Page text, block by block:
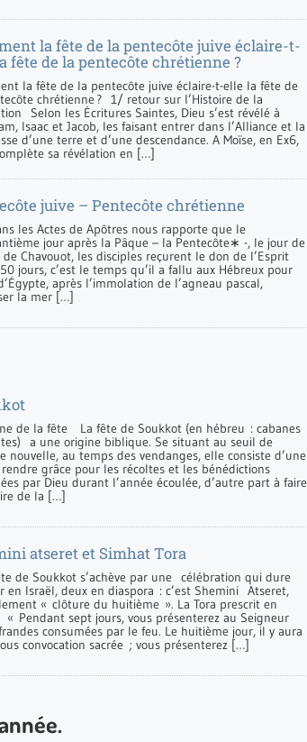
la fête de la pentecôte juive éclaire-t-
fête de la pentecôte chrétienne ?
la fête de la pentecôte juive éclaire-t-elle la fête de
chrétienne ? 1/ retour sur l’Histoire de la
Selon les Écritures Saintes, Dieu s’est révélé à
Isaac et Jacob, les faisant entrer dans l’Alliance et la
d’une terre et d’une descendance. A Moïse, en Ex6,
sa révélation en […]
juive – Pentecôte chrétienne
les Actes de Apôtres nous rapporte que le
jour après la Pâque – la Pentecôte∗ -, le jour de
Chavouot, les disciples reçurent le don de l’Esprit
jours, c’est le temps qu’il a fallu aux Hébreux pour
après l’immolation de l’agneau pascal,
la mer […]
de la fête La fête de Soukkot (en hébreu : cabanes
a une origine biblique. Se situant au seuil de
nouvelle, au temps des vendanges, elle consiste d’une
grâce pour les récoltes et les bénédictions
par Dieu durant l’année écoulée, d’autre part à faire
de la […]
atseret et Simhat Tora
de Soukkot s’achève par une célébration qui dure
en Israël, deux en diaspora : c’est Shemini Atseret,
« clôture du huitième ». La Tora prescrit en
Pendant sept jours, vous présenterez au Seigneur
consumées par le feu. Le huitième jour, il y aura
convocation sacrée ; vous présenterez […]